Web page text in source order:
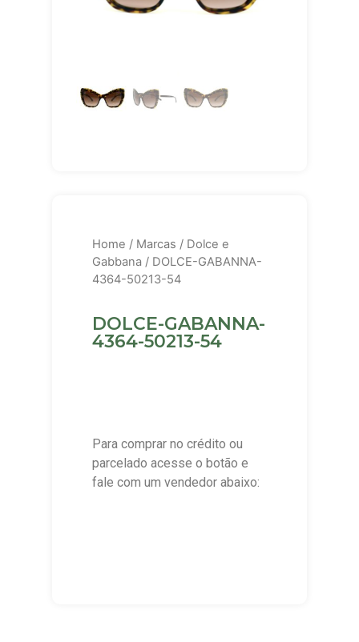
Home / Marcas / Dolce e
Gabbana / DOLCE-GABANNA-
4364-50213-54
DOLCE-GABANNA-
4364-50213-54
Para comprar no crédito ou
parcelado acesse o botão e
fale com um vendedor abaixo: